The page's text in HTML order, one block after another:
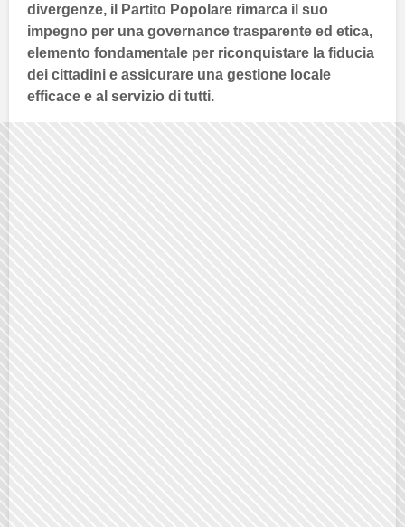
divergenze, il
Partito Popolare rimarca il suo
impegno per una governance trasparente ed etica,
elemento fondamentale per riconquistare la fiducia
dei cittadini e assicurare una gestione locale
efficace e al servizio di tutti.